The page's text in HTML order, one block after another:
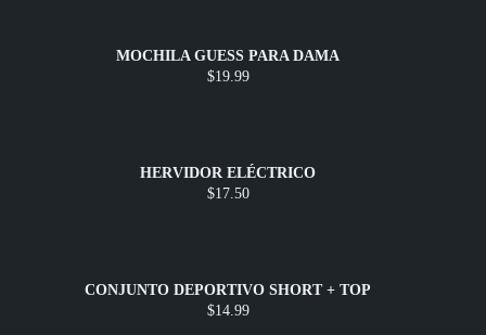
MOCHILA GUESS PARA DAMA
$19.99
HERVIDOR ELÉCTRICO
$17.50
CONJUNTO DEPORTIVO SHORT + TOP
$14.99